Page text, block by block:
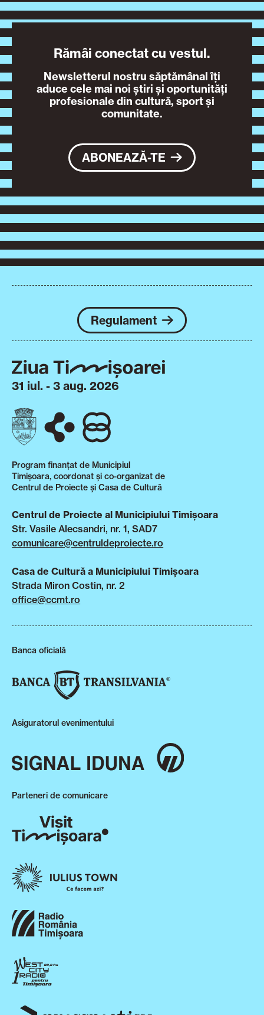
Rămâi conectat cu vestul.
Newsletterul nostru săptămânal îți
aduce cele mai noi știri și oportunități
profesionale din cultură, sport și
comunitate.
ABONEAZĂ-TE
Regulament
31 iul. - 3 aug. 2026
Program finanțat de Municipiul
Timișoara, coordonat și co-organizat de
Centrul de Proiecte și Casa de Cultură
Centrul de Proiecte al Municipiului Timișoara
Str. Vasile Alecsandri, nr. 1, SAD7
comunicare@centruldeproiecte.ro
Casa de Cultură a Municipiului Timișoara
Strada Miron Costin, nr. 2
office@ccmt.ro
Banca oficială
Asiguratorul evenimentului
Parteneri de comunicare